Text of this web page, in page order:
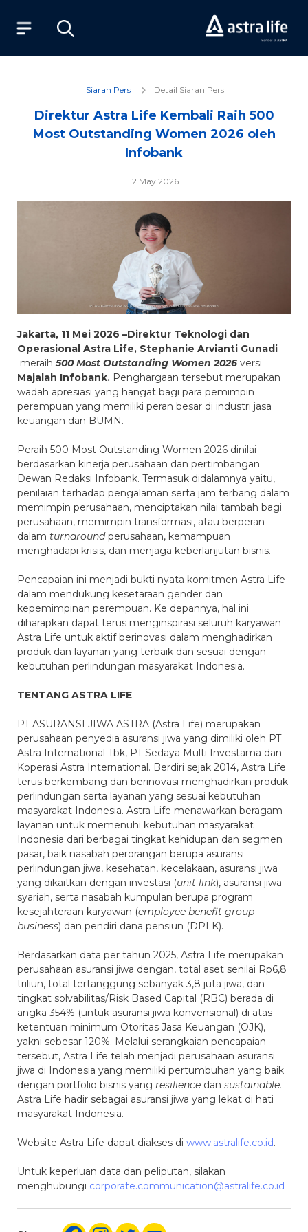
Layanan
Siaran Pers Detail Siaran Pers
Direktur Astra Life Kembali Raih 500
Most Outstanding Women 2026 oleh
Infobank
12 May 2026
Jakarta, 11 Mei 2026 –Direktur Teknologi dan
Operasional Astra Life, Stephanie Arvianti Gunadi
meraih 500 Most Outstanding Women 2026 versi
Majalah Infobank. Penghargaan tersebut merupakan
wadah apresiasi yang hangat bagi para pemimpin
perempuan yang memiliki peran besar di industri jasa
keuangan dan BUMN.
Peraih 500 Most Outstanding Women 2026 dinilai
berdasarkan kinerja perusahaan dan pertimbangan
Dewan Redaksi Infobank. Termasuk didalamnya yaitu,
penilaian terhadap pengalaman serta jam terbang dalam
memimpin perusahaan, menciptakan nilai tambah bagi
perusahaan, memimpin transformasi, atau berperan
dalam turnaroundperusahaan, kemampuan
menghadapi krisis, dan menjaga keberlanjutan bisnis.
Pencapaian ini menjadi bukti nyata komitmen Astra Life
dalam mendukung kesetaraan gender dan
kepemimpinan perempuan. Ke depannya, hal ini
diharapkan dapat terus menginspirasi seluruh karyawan
Astra Life untuk aktif berinovasi dalam menghadirkan
produk dan layanan yang terbaik dan sesuai dengan
kebutuhan perlindungan masyarakat Indonesia.
TENTANG ASTRA LIFE
PT ASURANSI JIWA ASTRA (Astra Life) merupakan
perusahaan penyedia asuransi jiwa yang dimiliki oleh PT
Astra International Tbk, PT Sedaya Multi Investama dan
Koperasi Astra International. Berdiri sejak 2014, Astra Life
terus berkembang dan berinovasi menghadirkan produk
perlindungan serta layanan yang sesuai kebutuhan
masyarakat Indonesia. Astra Life menawarkan beragam
layanan untuk memenuhi kebutuhan masyarakat
Indonesia dari berbagai tingkat kehidupan dan segmen
pasar, baik nasabah perorangan berupa asuransi
perlindungan jiwa, kesehatan, kecelakaan, asuransi jiwa
yang dikaitkan dengan investasi (unit link), asuransi jiwa
syariah, serta nasabah kumpulan berupa program
kesejahteraan karyawan (employee benefit group
business) dan pendiri dana pensiun (DPLK).
Berdasarkan data per tahun 2025, Astra Life merupakan
perusahaan asuransi jiwa dengan, total aset senilai Rp6,8
triliun, total tertanggung sebanyak 3,8 juta jiwa, dan
tingkat solvabilitas/Risk Based Capital (RBC) berada di
angka 354% (untuk asuransi jiwa konvensional) di atas
ketentuan minimum Otoritas Jasa Keuangan (OJK),
yakni sebesar 120%. Melalui serangkaian pencapaian
tersebut, Astra Life telah menjadi perusahaan asuransi
jiwa di Indonesia yang memiliki pertumbuhan yang baik
dengan portfolio bisnis yang resilience dan sustainable.
Astra Life hadir sebagai asuransi jiwa yang lekat di hati
masyarakat Indonesia.
Website Astra Life dapat diakses di www.astralife.co.id.
Untuk keperluan data dan peliputan, silakan
menghubungi corporate.communication@astralife.co.id